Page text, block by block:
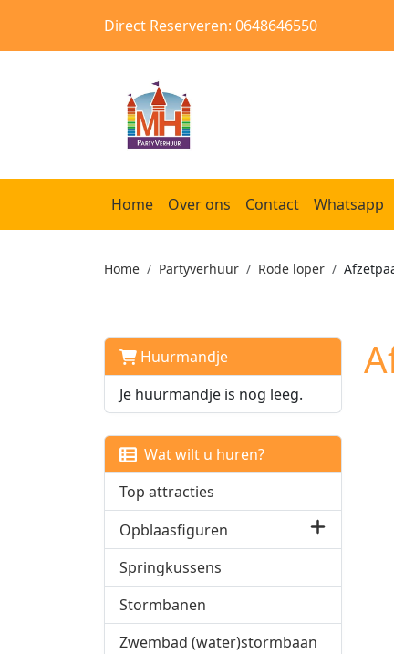
Direct Reserveren: 0648646550
Home Over ons Contact Whatsapp
Home Partyverhuur Rode loper
Huurmandje
Je huurmandje is nog leeg.
Wat wilt u huren?
Top attracties
Opblaasfiguren
Springkussens
Stormbanen
Zwembad (water)stormbaan